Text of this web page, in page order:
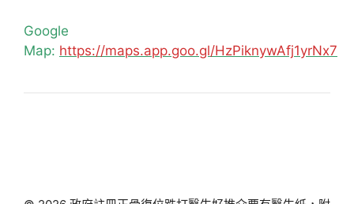
Google
Map: https://maps.app.goo.gl/HzPiknywAfj1yrNx7